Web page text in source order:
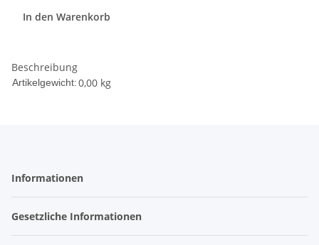
In den Warenkorb
Beschreibung
Artikelgewicht:0,00 kg
Informationen
Gesetzliche Informationen